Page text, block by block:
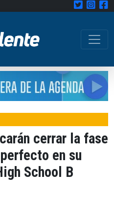
cerrar la fase
en su
School B